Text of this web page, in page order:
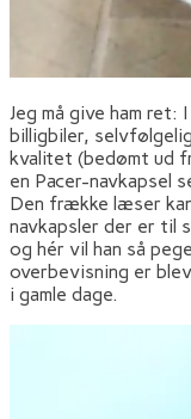
Jeg må give ham
billigbiler,
kvalitet (bedømt ud
en Pacer-navkapsel
Den frække læser
navkapsler der er til
og hér vil han så
overbevisning er
i gamle dage.